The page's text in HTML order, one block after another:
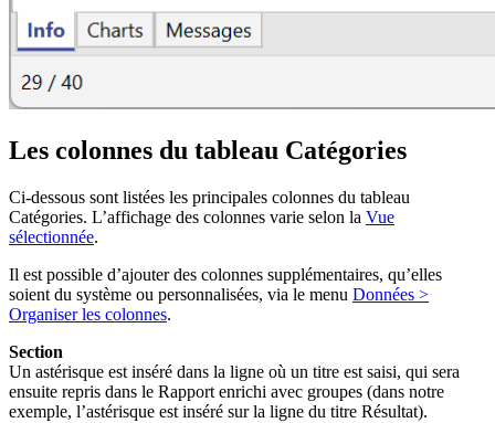
Les colonnes du tableau Catégories
Ci-dessous sont listées les principales colonnes du tableau
Catégories. L’affichage des colonnes varie selon la Vue
sélectionnée.
Il est possible d’ajouter des colonnes supplémentaires, qu’elles
soient du système ou personnalisées, via le menu Données >
Organiser les colonnes.
Section
Un astérisque est inséré dans la ligne où un titre est saisi, qui sera
ensuite repris dans le Rapport enrichi avec groupes (dans notre
exemple, l’astérisque est inséré sur la ligne du titre Résultat).